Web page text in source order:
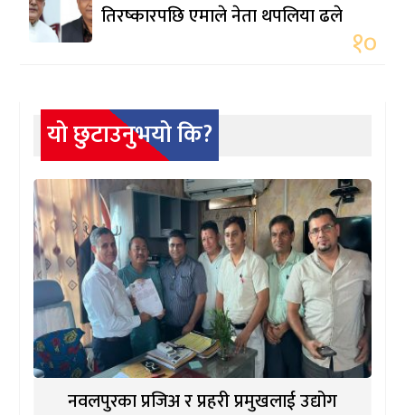
तिरष्कारपछि एमाले नेता थपलिया ढले
१०
यो छुटाउनुभयो कि?
नवलपुरका प्रजिअ र प्रहरी प्रमुखलाई उद्योग